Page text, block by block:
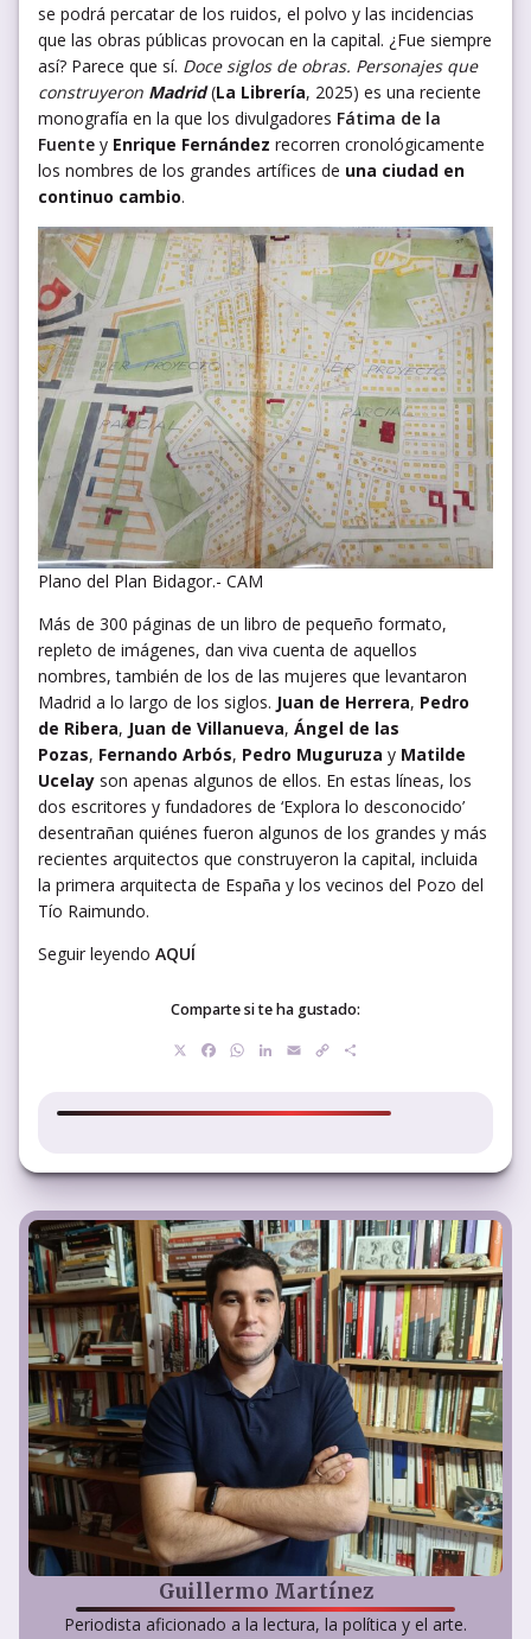
se podrá percatar de los ruidos, el polvo y las incidencias
que las obras públicas provocan en la capital. ¿Fue siempre
así? Parece que sí. Doce siglos de obras. Personajes que
construyeron Madrid (La Librería, 2025) es una reciente
monografía en la que los divulgadores Fátima de la
Fuente y Enrique Fernández recorren cronológicamente
los nombres de los grandes artífices de una ciudad en
continuo cambio.
Plano del Plan Bidagor.- CAM
Más de 300 páginas de un libro de pequeño formato,
repleto de imágenes, dan viva cuenta de aquellos
nombres, también de los de las mujeres que levantaron
Madrid a lo largo de los siglos. Juan de Herrera, Pedro
de Ribera, Juan de Villanueva, Ángel de las
Pozas, Fernando Arbós, Pedro Muguruza y Matilde
Ucelay son apenas algunos de ellos. En estas líneas, los
dos escritores y fundadores de ‘Explora lo desconocido’
desentrañan quiénes fueron algunos de los grandes y más
recientes arquitectos que construyeron la capital, incluida
la primera arquitecta de España y los vecinos del Pozo del
Tío Raimundo.
Seguir leyendo AQUÍ
Comparte si te ha gustado:
Facebook
WhatsApp
LinkedIn
EmailCopy
Guillermo Martínez
Periodista aficionado a la lectura, la política y el arte.